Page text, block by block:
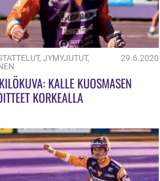
,JYMYJUTUT,
29.6.2020
KALLE KUOSMASEN
KORKEALLA